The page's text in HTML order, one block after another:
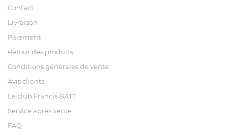
Contact
Livraison
Paiement
Retour des produits
Conditions générales de vente
Avis clients
Le club Francis BATT
Service après vente
FAQ